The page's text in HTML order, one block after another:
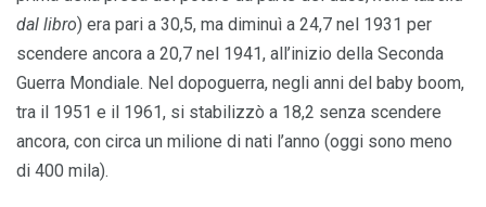
dal libro) era pari a 30,5, ma diminuì a 24,7 nel 1931 per
scendere ancora a 20,7 nel 1941, all’inizio della Seconda
Guerra Mondiale. Nel dopoguerra, negli anni del baby boom,
tra il 1951 e il 1961, si stabilizzò a 18,2 senza scendere
ancora, con circa un milione di nati l’anno (oggi sono meno
di 400 mila).